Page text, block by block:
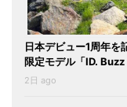
日本デビュー1周年
限定モデル「ID.
2日 ago